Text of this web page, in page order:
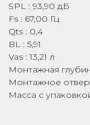
SPL : 93,90 дБ
Fs : 67,00 Гц
Qts : 0,4
BL : 5,91
Vas : 13,21 л
Монтажная
Монтажное
Масса с